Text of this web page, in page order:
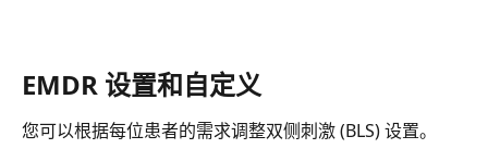
EMDR 设置和自定义
您可以根据每位患者的需求调整双侧刺激 (BLS) 设置。